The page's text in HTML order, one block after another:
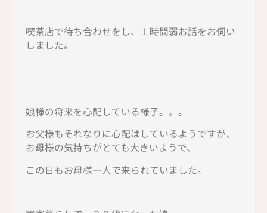
喫茶店で待ち合わせをし、１時間弱お話をお伺い
しました。
娘様の将来を心配している様子。。。
お父様もそれなりに心配はしているようですが、
お母様の気持ちがとても大きいようで、
この日もお母様一人で来られていました。